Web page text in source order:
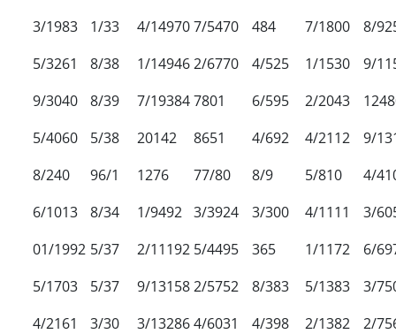
3/1983
1/33 4/149707/5470 484 7/1800
8/
5/3261
8/38 1/149462/6770 4/525 1/1530
9/
9/3040
8/39 7/193847801 6/595 2/2043
5/4060
5/38 20142 8651 4/692 4/2112
9/
8/240
96/1 1276 77/80 8/9 5/810
4/
6/1013
8/34 1/9492 3/3924 3/300 4/1111
3/
01/1992 5/37 2/11192 5/4495 365 1/1172
6/
5/1703
5/37 9/131582/5752 8/383 5/1383
3/
4/2161
3/30 3/132864/6031 4/398 2/1382
2/